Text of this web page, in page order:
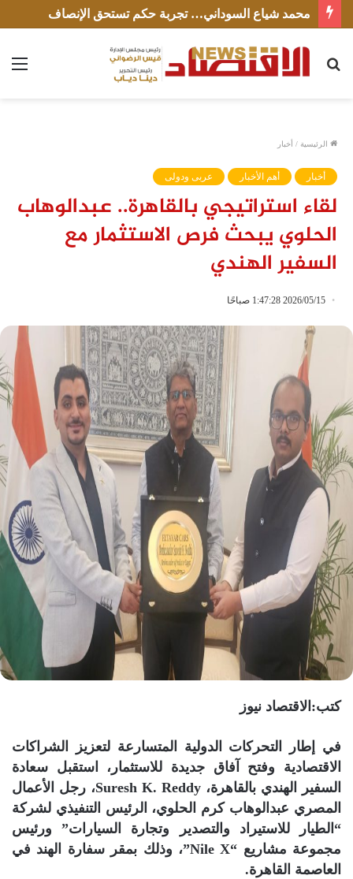
محمد شياع السوداني… تجربة حكم تستحق الإنصاف
الرئيسية / أخبار
أخبار أهم الأخبار عربى ودولى
لقاء استراتيجي بالقاهرة.. عبدالوهاب
الحلوي يبحث فرص الاستثمار مع
السفير الهندي
2026/05/15 1:47:28 صباحًا
كتب:الاقتصاد نيوز
في إطار التحركات الدولية المتسارعة لتعزيز الشراكات
الاقتصادية وفتح آفاق جديدة للاستثمار، استقبل سعادة
السفير الهندي بالقاهرة، Suresh K. Reddy، رجل الأعمال
المصري عبدالوهاب كرم الحلوي، الرئيس التنفيذي لشركة
“الطيار للاستيراد والتصدير وتجارة السيارات” ورئيس
مجموعة مشاريع “Nile X”، وذلك بمقر سفارة الهند في
العاصمة القاهرة.